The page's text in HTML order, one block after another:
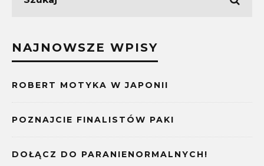
NAJNOWSZE WPISY
ROBERT MOTYKA W JAPONII
POZNAJCIE FINALISTÓW PAKI
DOŁĄCZ DO PARANIENORMALNYCH!